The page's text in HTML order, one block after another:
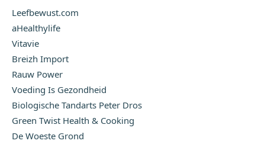
Leefbewust.com
aHealthylife
Vitavie
Breizh Import
Rauw Power
Voeding Is Gezondheid
Biologische Tandarts Peter Dros
Green Twist Health & Cooking
De Woeste Grond